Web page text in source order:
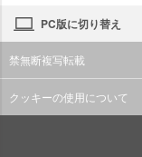
PC版に切り替え
禁無断複写転載
クッキーの使用について